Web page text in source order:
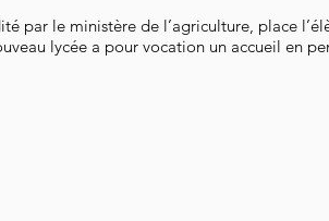
par le ministère de l’agriculture, place
lycée a pour vocation un accueil en